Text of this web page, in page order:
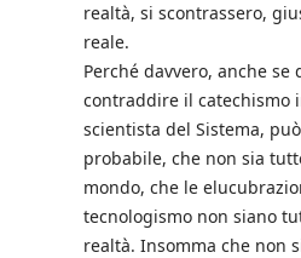
realtà, si scontrassero,
reale.
Perché davvero, anche
contraddire il catechismo
scientista del Sistema,
probabile, che non sia
mondo, che le
tecnologismo non siano
realtà. Insomma che non